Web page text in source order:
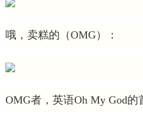
哦，卖糕的（OMG）：
OMG者，英语Oh My God的